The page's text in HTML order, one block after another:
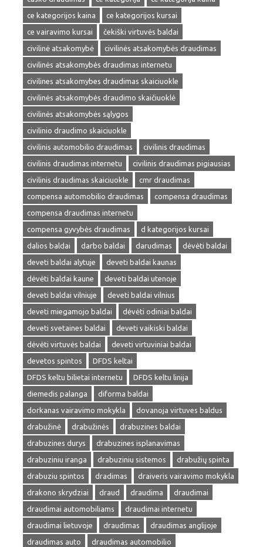
ce kategorijos kaina
ce kategorijos kursai
ce vairavimo kursai
čekiški virtuvės baldai
civilinė atsakomybė
civilinės atsakomybės draudimas
civilinės atsakomybės draudimas internetu
civilines atsakomybes draudimas skaiciuokle
civilinės atsakomybės draudimo skaičiuoklė
civilinės atsakomybės sąlygos
civilinio draudimo skaiciuokle
civilinis automobilio draudimas
civilinis draudimas
civilinis draudimas internetu
civilinis draudimas pigiausias
civilinis draudimas skaiciuokle
cmr draudimas
compensa automobilio draudimas
compensa draudimas
compensa draudimas internetu
compensa gyvybės draudimas
d kategorijos kursai
dalios baldai
darbo baldai darudimas
dėvėti baldai
deveti baldai alytuje
deveti baldai kaunas
dėvėti baldai kaune
deveti baldai utenoje
deveti baldai vilniuje
deveti baldai vilnius
deveti miegamojo baldai
dėvėti odiniai baldai
deveti svetaines baldai
deveti vaikiski baldai
dėvėti virtuvės baldai
deveti virtuviniai baldai
devetos spintos
DFDS keltai
DFDS keltu bilietai internetu
DFDS keltu linija
diemedis palanga
diforma baldai
dorkanas vairavimo mokykla
dovanoja virtuves baldus
drabužinė
drabužinės
drabuzines baldai
drabuzines durys
drabuzines isplanavimas
drabuziniu iranga
drabuziniu sistemos
drabužių spinta
drabuziu spintos
dradimas
draiveris vairavimo mokykla
drakono skrydziai
draud draudima
draudimai
draudimai automobiliams
draudimai internetu
draudimai lietuvoje
draudimas
draudimas anglijoje
draudimas auto
draudimas automobilio